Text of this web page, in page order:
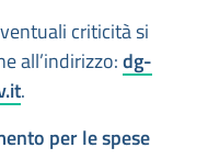
criticità si
all’indirizzo:dg-
.
per le spese